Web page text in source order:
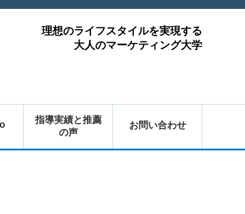
理想のライフスタイルを実現する
大人のマーケティング大学
指導実績と推薦
の声
お問い合わせ